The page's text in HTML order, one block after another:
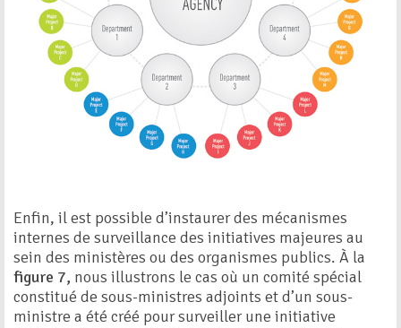
Enfin, il est possible d’instaurer des mécanismes
internes de surveillance des initiatives majeures au
sein des ministères ou des organismes publics. À la
figure 7, nous illustrons le cas où un comité spécial
constitué de sous-ministres adjoints et d’un sous-
ministre a été créé pour surveiller une initiative